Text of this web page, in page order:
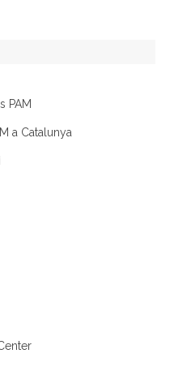
PAM
a Catalunya